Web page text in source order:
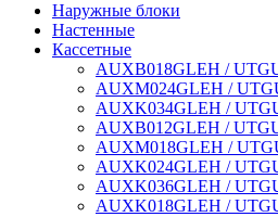
Наружные блоки
Настенные
Кассетные
AUXB018GLEH /
AUXM024GLEH /
AUXK034GLEH /
AUXB012GLEH /
AUXM018GLEH /
AUXK024GLEH /
AUXK036GLEH /
AUXK018GLEH /